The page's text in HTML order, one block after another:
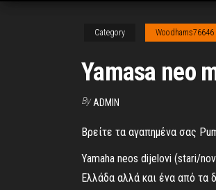
Category Woodhams76646
Yamasa neo
By ADMIN
Βρείτε τα αγαπημένα σας
Yamaha neos dijelovi (stari/
Ελλάδα αλλά και ένα από τα